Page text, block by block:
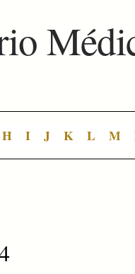
H I J K L M